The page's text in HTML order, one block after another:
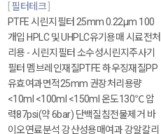
필터테크
PTFE 시린지필터 25mm 0.22μm 100
개입 HPLC 및 UHPLC유기용매 시료전처
리용 - 시린지필터 소수성시린지주사기
필터 멤브레인재질PTFE 하우징재질PP
유효여과면적25mm 권장처리용량
<10ml <100ml <150ml 온도130℃ 압
력87psi(약 6bar) 단백질침전물제거 바
이오연료분석 강산성용매여과 강알칼리